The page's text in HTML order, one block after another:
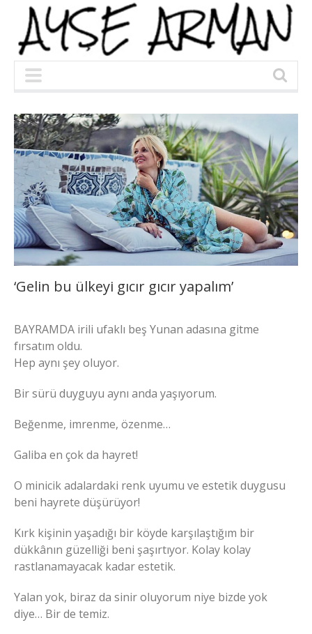
‘Gelin bu ülkeyi gıcır gıcır yapalım’
BAYRAMDA irili ufaklı beş Yunan adasına gitme
fırsatım oldu.
Hep aynı şey oluyor.
Bir sürü duyguyu aynı anda yaşıyorum.
Beğenme, imrenme, özenme…
Galiba en çok da hayret!
O minicik adalardaki renk uyumu ve estetik duygusu
beni hayrete düşürüyor!
Kırk kişinin yaşadığı bir köyde karşılaştığım bir
dükkânın güzelliği beni şaşırtıyor. Kolay kolay
rastlanamayacak kadar estetik.
Yalan yok, biraz da sinir oluyorum niye bizde yok
diye… Bir de temiz.